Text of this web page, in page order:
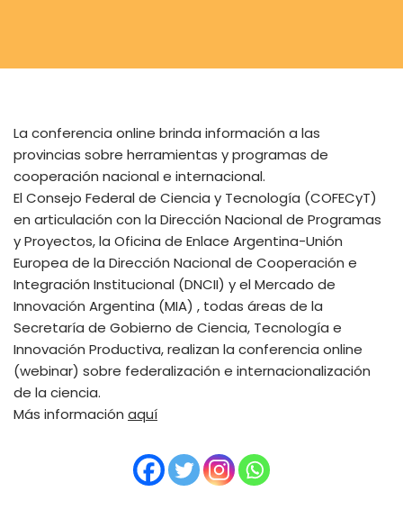
La conferencia online brinda información a las
provincias sobre herramientas y programas de
cooperación nacional e internacional.
El Consejo Federal de Ciencia y Tecnología (COFECyT)
en articulación con la Dirección Nacional de Programas
y Proyectos, la Oficina de Enlace Argentina-Unión
Europea de la Dirección Nacional de Cooperación e
Integración Institucional (DNCII) y el Mercado de
Innovación Argentina (MIA) , todas áreas de la
Secretaría de Gobierno de Ciencia, Tecnología e
Innovación Productiva, realizan la conferencia online
(webinar) sobre federalización e internacionalización
de la ciencia.
Más información aquí